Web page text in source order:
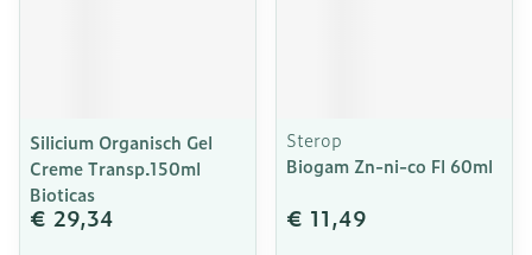
Silicium Organisch Gel
Creme Transp.150ml
Bioticas
€ 29,34
Sterop
Biogam Zn-ni-co Fl 60ml
€ 11,49